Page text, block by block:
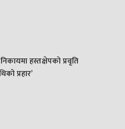
हस्तक्षेपको प्रवृति
प्रहार’